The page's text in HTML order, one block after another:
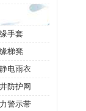
手套
梯凳
电雨衣
防护网
警示带